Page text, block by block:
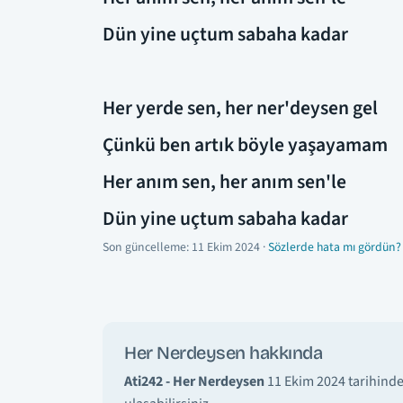
Dün yine uçtum sabaha kadar
Her yerde sen, her ner'deysen gel
Çünkü ben artık böyle yaşayamam
Her anım sen, her anım sen'le
Dün yine uçtum sabaha kadar
Son güncelleme: 11 Ekim 2024 ·Sözlerde hata mı
Her Nerdeysen hakkında
Ati242 - Her Nerdeysen11 Ekim 2024